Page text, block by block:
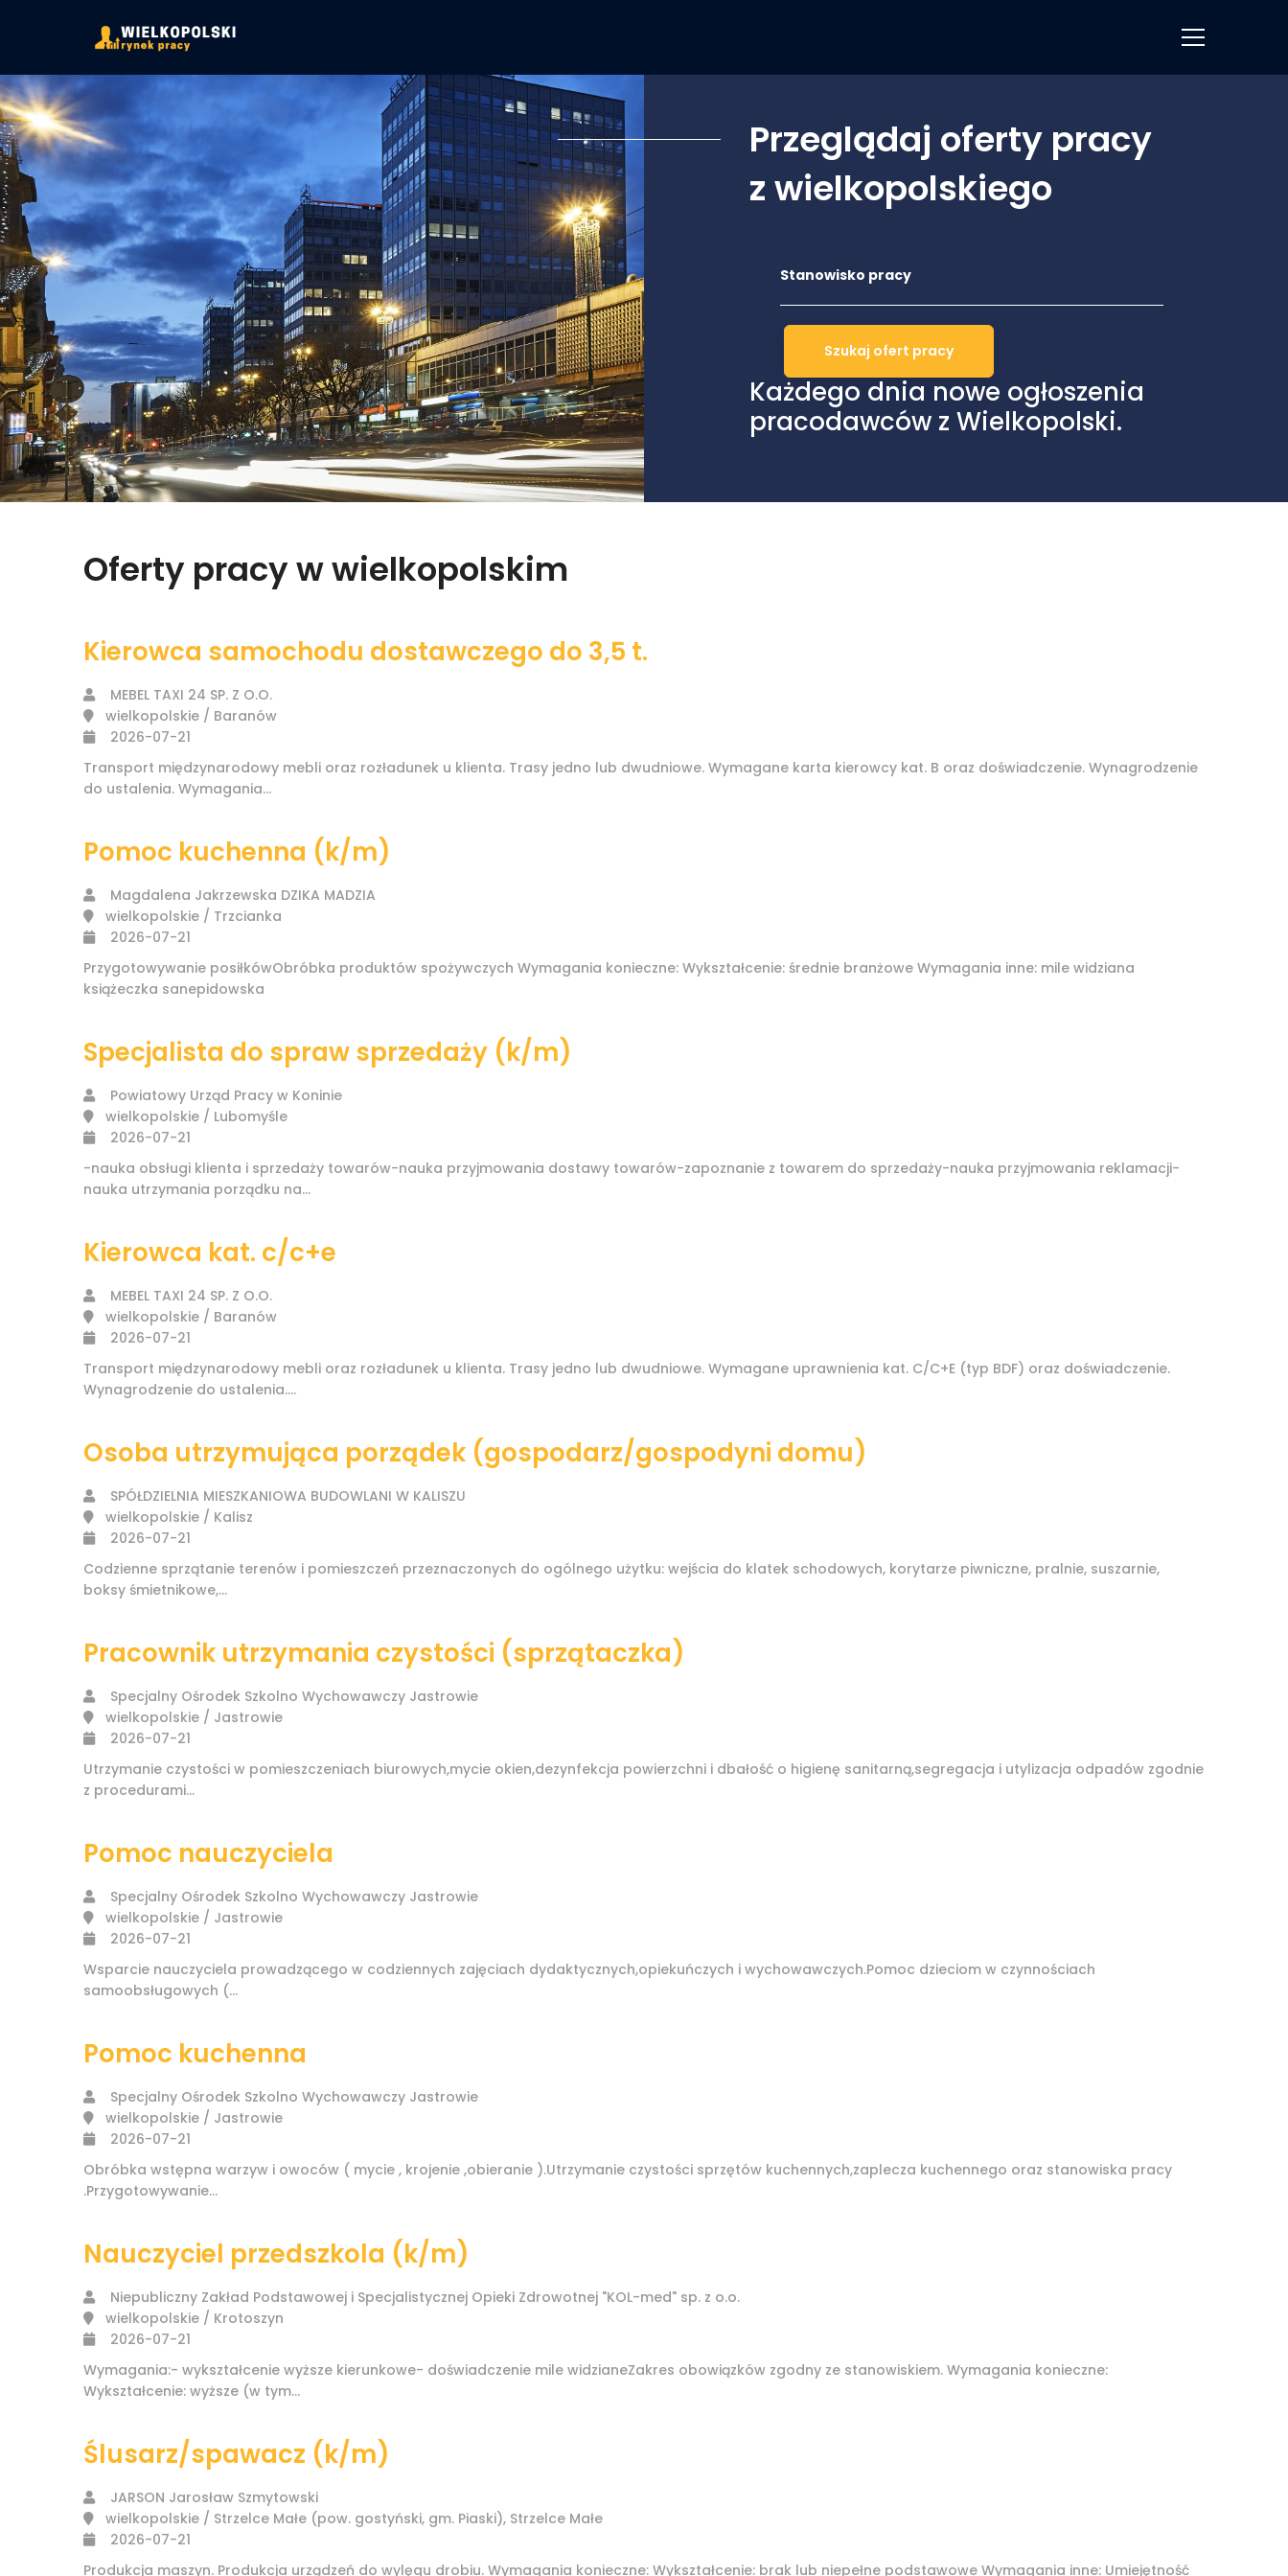
Przeglądaj oferty pracy
z wielkopolskiego
Każdego dnia nowe ogłoszenia
pracodawców z Wielkopolski.
Oferty pracy w wielkopolskim
Kierowca samochodu dostawczego do 3,5 t.
MEBEL TAXI 24 SP. Z O.O.
wielkopolskie / Baranów
2026-07-21
Transport międzynarodowy mebli oraz rozładunek u klienta. Trasy jedno lub dwudniowe. Wymagane karta kierowcy kat. B oraz doświadczenie. Wynagrodzenie
do ustalenia. Wymagania...
Pomoc kuchenna (k/m)
Magdalena Jakrzewska DZIKA MADZIA
wielkopolskie / Trzcianka
2026-07-21
Przygotowywanie posiłkówObróbka produktów spożywczych Wymagania konieczne: Wykształcenie: średnie branżowe Wymagania inne: mile widziana
książeczka sanepidowska
Specjalista do spraw sprzedaży (k/m)
Powiatowy Urząd Pracy w Koninie
wielkopolskie / Lubomyśle
2026-07-21
-nauka obsługi klienta i sprzedaży towarów-nauka przyjmowania dostawy towarów-zapoznanie z towarem do sprzedaży-nauka przyjmowania reklamacji-
nauka utrzymania porządku na...
Kierowca kat. c/c+e
MEBEL TAXI 24 SP. Z O.O.
wielkopolskie / Baranów
2026-07-21
Transport międzynarodowy mebli oraz rozładunek u klienta. Trasy jedno lub dwudniowe. Wymagane uprawnienia kat. C/C+E (typ BDF) oraz doświadczenie.
Wynagrodzenie do ustalenia....
Osoba utrzymująca porządek (gospodarz/gospodyni domu)
SPÓŁDZIELNIA MIESZKANIOWA BUDOWLANI W KALISZU
wielkopolskie / Kalisz
2026-07-21
Codzienne sprzątanie terenów i pomieszczeń przeznaczonych do ogólnego użytku: wejścia do klatek schodowych, korytarze piwniczne, pralnie, suszarnie,
boksy śmietnikowe,...
Pracownik utrzymania czystości (sprzątaczka)
Specjalny Ośrodek Szkolno Wychowawczy Jastrowie
wielkopolskie / Jastrowie
2026-07-21
Utrzymanie czystości w pomieszczeniach biurowych,mycie okien,dezynfekcja powierzchni i dbałość o higienę sanitarną,segregacja i utylizacja odpadów zgodnie
z procedurami...
Pomoc nauczyciela
Specjalny Ośrodek Szkolno Wychowawczy Jastrowie
wielkopolskie / Jastrowie
2026-07-21
Wsparcie nauczyciela prowadzącego w codziennych zajęciach dydaktycznych,opiekuńczych i wychowawczych.Pomoc dzieciom w czynnościach
samoobsługowych (...
Pomoc kuchenna
Specjalny Ośrodek Szkolno Wychowawczy Jastrowie
wielkopolskie / Jastrowie
2026-07-21
Obróbka wstępna warzyw i owoców ( mycie , krojenie ,obieranie ).Utrzymanie czystości sprzętów kuchennych,zaplecza kuchennego oraz stanowiska pracy
.Przygotowywanie...
Nauczyciel przedszkola (k/m)
Niepubliczny Zakład Podstawowej i Specjalistycznej Opieki Zdrowotnej "KOL-med" sp. z o.o.
wielkopolskie / Krotoszyn
2026-07-21
Wymagania:- wykształcenie wyższe kierunkowe- doświadczenie mile widzianeZakres obowiązków zgodny ze stanowiskiem. Wymagania konieczne:
Wykształcenie: wyższe (w tym...
Ślusarz/spawacz (k/m)
JARSON Jarosław Szmytowski
wielkopolskie / Strzelce Małe (pow. gostyński, gm. Piaski), Strzelce Małe
2026-07-21
Produkcja maszyn. Produkcja urządzeń do wylęgu drobiu. Wymagania konieczne: Wykształcenie: brak lub niepełne podstawowe Wymagania inne: Umiejętność